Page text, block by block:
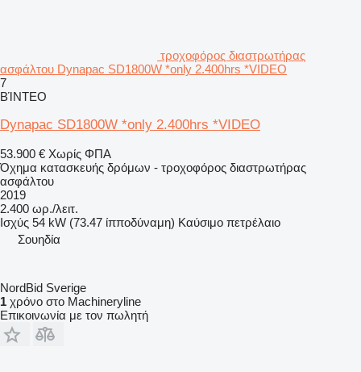
τροχοφόρος διαστρωτήρας
ασφάλτου Dynapac SD1800W *only 2.400hrs *VIDEO
7
ΒΊΝΤΕΟ
Dynapac SD1800W *only 2.400hrs *VIDEO
53.900 € Χωρίς ΦΠΑ
Όχημα κατασκευής δρόμων - τροχοφόρος διαστρωτήρας
ασφάλτου
2019
2.400 ωρ./λειτ.
Ισχύς 54 kW (73.47 ίπποδύναμη) Καύσιμο πετρέλαιο
Σουηδία
NordBid Sverige
1 χρόνο στο Machineryline
Επικοινωνία με τον πωλητή